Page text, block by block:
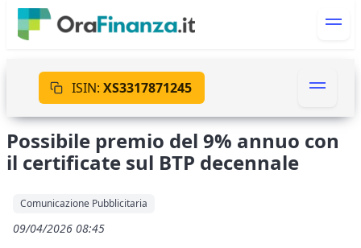
ISIN: XS3317871245
Possibile premio del 9% annuo con
il certificate sul BTP decennale
Comunicazione Pubblicitaria
09/04/2026 08:45